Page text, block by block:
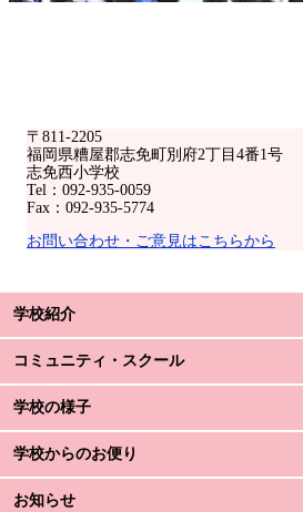
〒811-2205
福岡県糟屋郡志免町別府2丁目4番1号
志免西小学校
Tel：092-935-0059
Fax：092-935-5774
お問い合わせ・ご意見はこちらから
学校紹介
コミュニティ・スクール
学校の様子
学校からのお便り
お知らせ